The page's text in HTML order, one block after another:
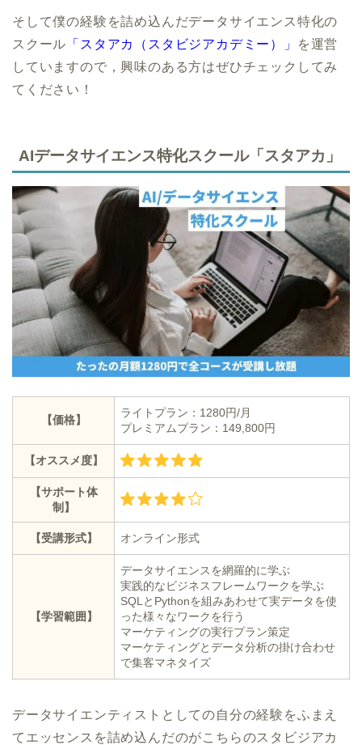
そして僕の経験を詰め込んだデータサイエンス特化の
スクール 「スタアカ（スタビジアカデミー）」
を運営
していますので，興味のある方はぜひチェックしてみ
てください！
AIデータサイエンス特化スクール「スタアカ」
【価格】
ライトプラン：1280円/月
プレミアムプラン：149,800円
【オススメ度】
【サポート体
制】
【受講形式】 オンライン形式
【学習範囲】
データサイエンスを網羅的に学ぶ
実践的なビジネスフレームワークを学ぶ
SQLとPythonを組みあわせて実データを使
った様々なワークを行う
マーケティングの実行プラン策定
マーケティングとデータ分析の掛け合わせ
で集客マネタイズ
データサイエンティストとしての自分の経験をふまえ
てエッセンスを詰め込んだのがこちらのスタビジアカ